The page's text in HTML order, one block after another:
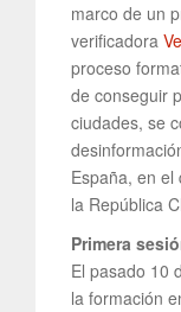
marco de un
verificadora
proceso
de conseguir
ciudades, se
España, en
la República
Primera
El pasado 10
la formación